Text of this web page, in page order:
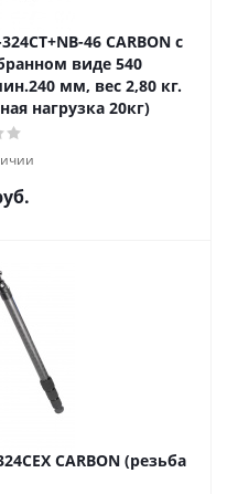
виде 540
мм, вес 2,80 кг.
нагрузка 20кг)
CARBON (резьба